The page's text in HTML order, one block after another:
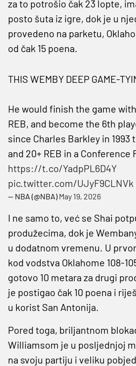
za to potrošio čak 23 lopte,
posto šuta iz igre, dok je u
provedeno na parketu,
od čak 15 poena.
THIS WEMBY DEEP GAME-
He would finish the game with
REB, and become the 6th
since Charles Barkley in 1993
and 20+ REB in a Conference
https://t.co/YadpPL6D4Y
pic.twitter.com/UJyF9CLNVk
— NBA (@NBA)May 19, 2026
I ne samo to, već se Shai
produžecima, dok je
u dodatnom vremenu. U
kod vodstva Oklahome 108-
gotovo 10 metara za drugi
je postigao čak 10 poena i
u korist San Antonija.
Pored toga, briljantnom
Williamsom je u posljednjoj
na svoju partiju i veliku